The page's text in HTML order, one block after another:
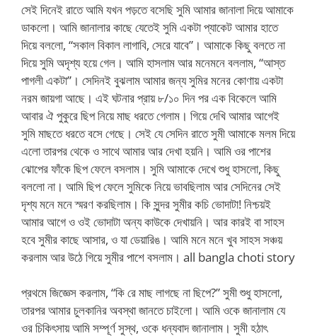
সেই দিনেই রাতে আমি যখন পড়তে বসেছি সুমি আমার জানালা দিয়ে আমাকে
ডাকলো। আমি জানালার কাছে যেতেই সুমি একটা প্যাকেট আমার হাতে
দিয়ে বললো, “সকাল বিকাল লাগাবি, সেরে যাবে”। আমাকে কিছু বলতে না
দিয়ে সুমি অদৃশ্য হয়ে গেল। আমি হাসলাম আর মনেমনে বললাম, “আস্ত
পাগলী একটা”। সেদিনই বুঝলাম আমার জন্য সুমির মনের কোণায় একটা
নরম জায়গা আছে। এই ঘটনার প্রায় ৮/১০ দিন পর এক বিকেলে আমি
আবার ঐ পুকুরে ছিপ নিয়ে মাছ ধরতে গেলাম। গিয়ে দেখি আমার আগেই
সুমি মাছতে ধরতে বসে গেছে। সেই যে সেদিন রাতে সুমী আমাকে মলম দিয়ে
এলো তারপর থেকে ও সাথে আমার আর দেখা হয়নি। আমি ওর পাশের
ঝোপের ফাঁকে ছিপ ফেলে বসলাম। সুমি আমাকে দেখে শুধু হাসলো, কিছু
বললো না। আমি ছিপ ফেলে সুমিকে নিয়ে ভাবছিলাম আর সেদিনের সেই
দৃশ্য মনে মনে স্মরণ করছিলাম। কি সুন্দর সুমীর কচি ভোদাটা! নিশ্চয়ই
আমার আগে ও ওই ভোদাটা অন্য কাউকে দেখায়নি। আর কারই বা সাহস
হবে সুমীর কাছে আসার, ও যা ডেয়ারিঙ। আমি মনে মনে খুব সাহস সঞ্চয়
করলাম আর উঠে গিয়ে সুমীর পাশে বসলাম। all bangla choti story
প্রথমে জিজ্ঞেস করলাম, “কি রে মাছ লাগছে না ছিপে?” সুমী শুধু হাসলো,
তারপর আমার চুলকানির অবস্থা জানতে চাইলো। আমি ওকে জানালাম যে
ওর চিকিৎসায় আমি সম্পূর্ণ সুস্থ, ওকে ধন্যবাদ জানালাম। সুমী হঠাৎ